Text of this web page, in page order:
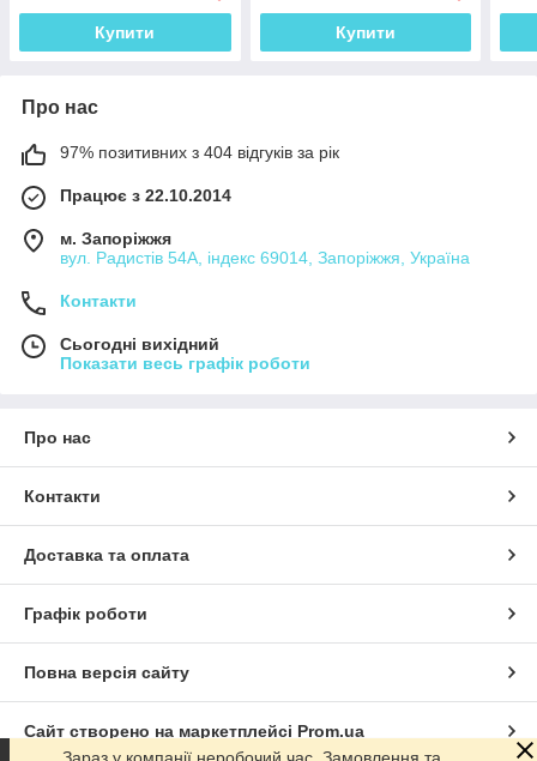
Купити Купити
Про нас
97% позитивних з 404 відгуків за рік
Працює з 22.10.2014
м. Запоріжжя
вул. Радистів 54А, індекс 69014, Запоріжжя, Україна
Контакти
Сьогодні вихідний
Показати весь графік роботи
Про нас
Контакти
Доставка та оплата
Графік роботи
Повна версія сайту
Сайт створено на маркетплейсі Prom.ua